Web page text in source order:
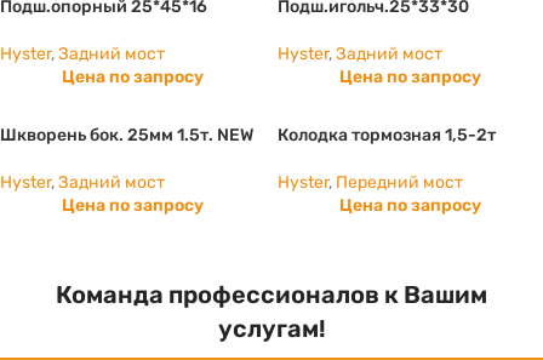
Подш.опорный 25*45*16
Hyster,Задний мост
Цена по запросу
Подш.игольч.25*33*30
Hyster,Задний мост
Цена по запросу
Шкворень бок. 25мм 1.5т. NEW
Hyster,Задний мост
Цена по запросу
Колодка тормозная 1,5-2т
Hyster, Передний мост
Цена по запросу
Команда профессионалов к Вашим
услугам!